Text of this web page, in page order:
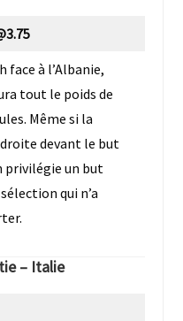
face à l’Albanie,
tout le poids de
Même si la
devant le but
privilégie un but
qui n’a
– Italie